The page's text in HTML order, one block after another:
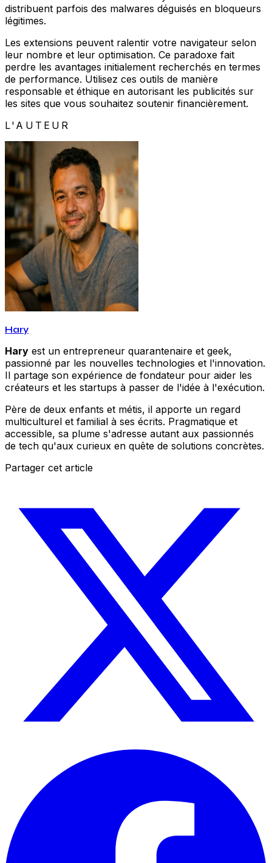
distribuent parfois des malwares déguisés en bloqueurs
légitimes.
Les extensions peuvent ralentir votre navigateur selon
leur nombre et leur optimisation. Ce paradoxe fait
perdre les avantages initialement recherchés en termes
de performance. Utilisez ces outils de manière
responsable et éthique en autorisant les publicités sur
les sites que vous souhaitez soutenir financièrement.
L'AUTEUR
Hary
Hary est un entrepreneur quarantenaire et geek,
passionné par les nouvelles technologies et l'innovation.
Il partage son expérience de fondateur pour aider les
créateurs et les startups à passer de l'idée à l'exécution.
Père de deux enfants et métis, il apporte un regard
multiculturel et familial à ses écrits. Pragmatique et
accessible, sa plume s'adresse autant aux passionnés
de tech qu'aux curieux en quête de solutions concrètes.
Partager cet article